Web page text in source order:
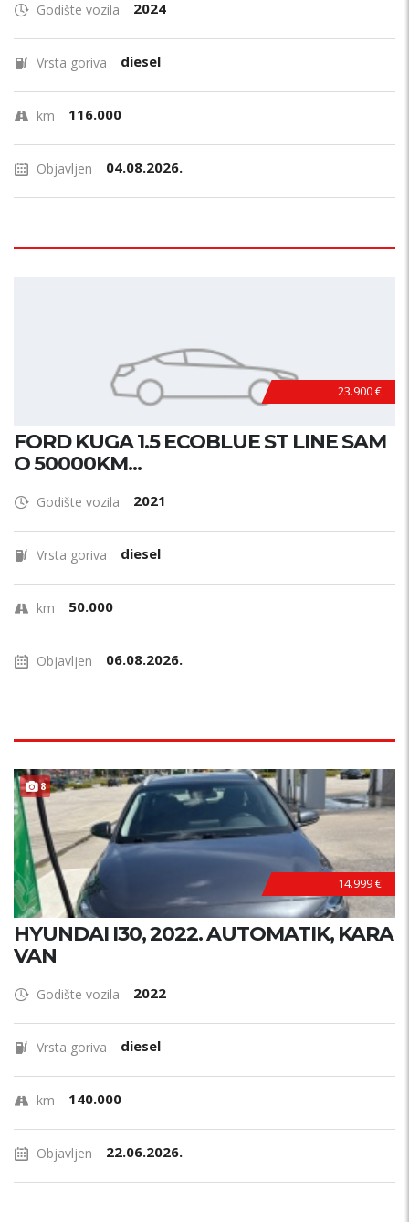
Godište vozila 2024
Vrsta goriva diesel
km 116.000
Objavljen 04.08.2026.
23.900 €
FORD KUGA 1.5 ECOBLUE ST LINE SAM
O 50000KM...
Godište vozila 2021
Vrsta goriva diesel
km 50.000
Objavljen 06.08.2026.
8
14.999 €
HYUNDAI I30, 2022. AUTOMATIK, KARA
VAN
Godište vozila 2022
Vrsta goriva diesel
km 140.000
Objavljen 22.06.2026.